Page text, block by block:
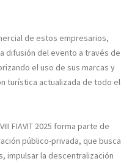
de estos empresarios,
difusión del evento a través de
el uso de sus marcas y
turística actualizada de todo el
FIAVIT 2025 forma parte de
público-privada, que busca
impulsar la descentralización